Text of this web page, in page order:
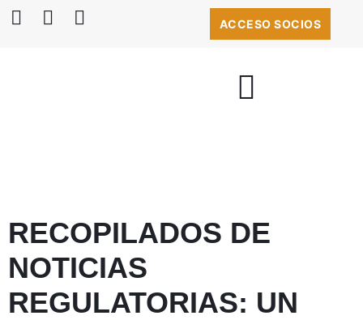
ACCESO SOCIOS
RECOPILADOS DE
NOTICIAS
REGULATORIAS: UN